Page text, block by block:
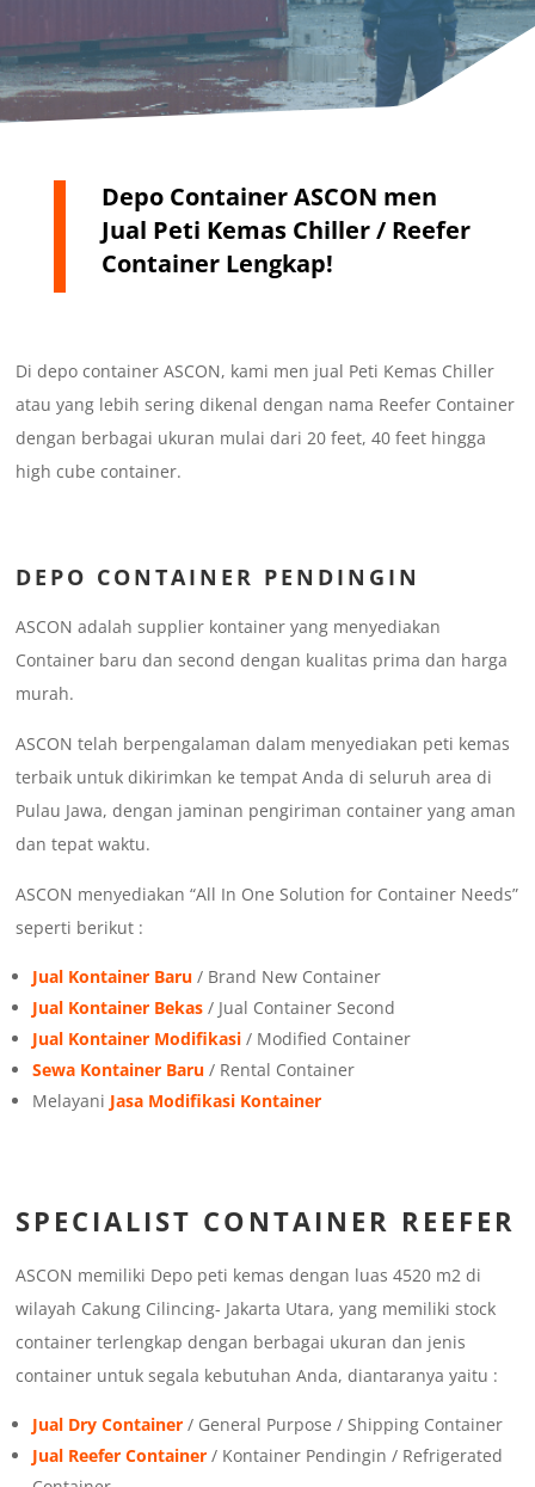
Depo Container ASCON men
Jual Peti Kemas Chiller / Reefer
Container Lengkap!
Di depo container ASCON, kami men jual Peti Kemas Chiller
atau yang lebih sering dikenal dengan nama Reefer Container
dengan berbagai ukuran mulai dari 20 feet, 40 feet hingga
high cube container.
DEPO CONTAINER PENDINGIN
ASCON adalah supplier kontainer yang menyediakan
Container baru dan second dengan kualitas prima dan harga
murah.
ASCON telah berpengalaman dalam menyediakan peti kemas
terbaik untuk dikirimkan ke tempat Anda di seluruh area di
Pulau Jawa, dengan jaminan pengiriman container yang aman
dan tepat waktu.
ASCON menyediakan “All In One Solution for Container Needs”
seperti berikut :
Jual Kontainer Baru / Brand New Container
Jual Kontainer Bekas / Jual Container Second
Jual Kontainer Modifikasi / Modified Container
Sewa Kontainer Baru / Rental Container
Melayani Jasa Modifikasi Kontainer
SPECIALIST CONTAINER REEFER
ASCON memiliki Depo peti kemas dengan luas 4520 m2 di
wilayah Cakung Cilincing- Jakarta Utara, yang memiliki stock
container terlengkap dengan berbagai ukuran dan jenis
container untuk segala kebutuhan Anda, diantaranya yaitu :
Jual Dry Container / General Purpose / Shipping Container
Jual Reefer Container / Kontainer Pendingin / Refrigerated